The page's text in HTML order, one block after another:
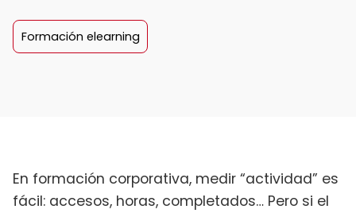
Formación elearning
En formación corporativa, medir “actividad” es
fácil: accesos, horas, completados… Pero si el